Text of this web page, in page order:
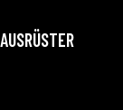
AUSRÜSTER